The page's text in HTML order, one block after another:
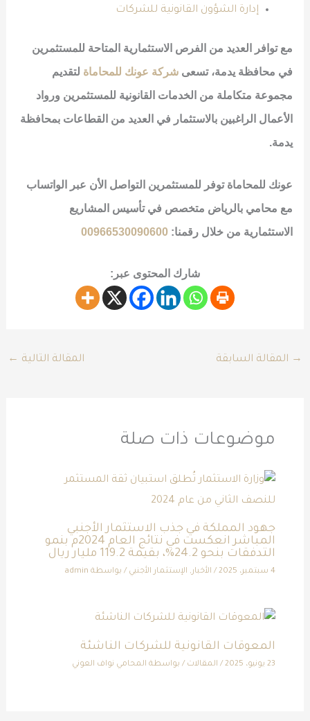
إدارة الشؤون القانونية للشركات
مع توافر العديد من الفرص الاستثمارية المتاحة للمستثمرين
في محافظة يدمة، تسعىشركة عونك للمحاماة لتقديم
مجموعة متكاملة من الخدمات القانونية للمستثمرين ورواد
الأعمال الراغبين بالاستثمار في العديد من القطاعات بمحافظة
يدمة.
عونك للمحاماة توفر للمستثمرين التواصل الأن عبر الواتساب
مع محامي بالرياض متخصص في تأسيس المشاريع
الاستثمارية من خلال رقمنا:00966530090600
شارك المحتوى عبر:
→ المقالة السابقة المقالة التالية ←
موضوعات ذات صلة
جهود المملكة في جذب الاستثمار الأجنبي
المباشر انعكست في نتائج العام 2024م بنمو
التدفقات بنحو 24.2%، بقيمة 119.2 مليار ريال
4 سبتمبر، 2025 / الأخبار, الإستثمار الأجنبي / بواسطة admin
المعوقات القانونية للشركات الناشئة
23 يونيو، 2025 / المقالات / بواسطة المحامي نواف العوني